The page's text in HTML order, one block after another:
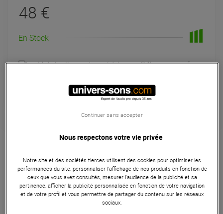
48 €
En Stock
Habituellement expédié sous 24h +infos
à Univers-sons
Logiciels & Mises à Jour
Bitwig Studio 6 Essentials – 12 Month Upgrade Plan
prolonge l’accès aux mises à jour de Bitwig Studio 6
Essentials pendant 12 mois. Ce plan permet de continuer à
profiter des nouvelles versions, des améliorations de
workflow et des optimisations publiées par Bitwig sur la
Nous respectons votre vie privée
Notre site et des sociétés tierces utilisent des cookies pour optimiser les
performances du site, personnaliser l’affichage de nos produits en fonction de
ceux que vous avez consultés, mesurer l'audience de la publicité et sa
pertinence, afficher la publicité personnalisée en fonction de votre navigation
et de votre profil et vous permettre de partager du contenu sur les réseaux
sociaux.
Continuer sans accepter